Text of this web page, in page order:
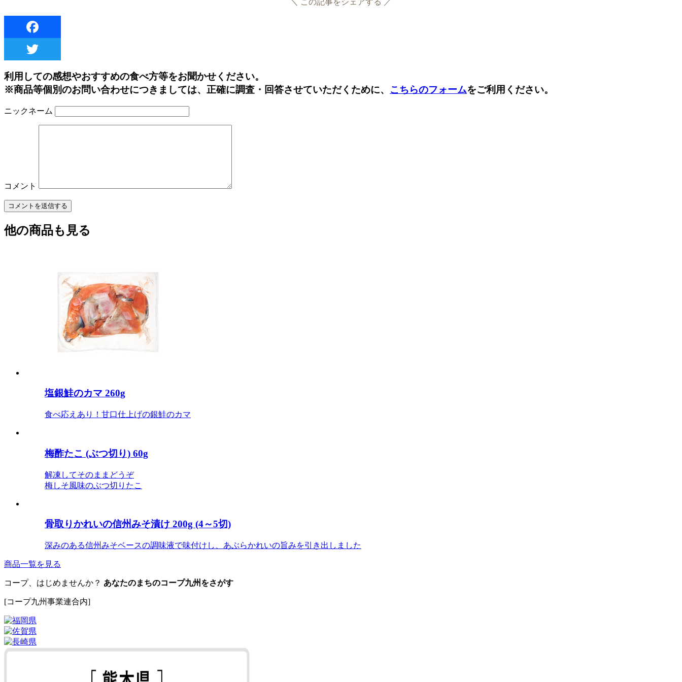
＼ この記事をシェアする ／
利用しての感想やおすすめの食べ方等をお聞かせください。
※商品等個別のお問い合わせにつきましては、正確に調査・回答させていただくために、 こちらのフォームをご利用ください。
ニックネーム
コメント
他の商品も見る
塩銀鮭のカマ 260g
食べ応えあり！甘口仕上げの銀鮭のカマ
梅酢たこ (ぶつ切り) 60g
解凍してそのままどうぞ
梅しそ風味のぶつ切りたこ
骨取りかれいの信州みそ漬け 200g (4～5切)
深みのある信州みそベースの調味液で味付けし、あぶらかれいの旨みを引き出しました
商品一覧を見る
コープ、はじめませんか？ あなたのまちのコープ九州をさがす
[コープ九州事業連合内]